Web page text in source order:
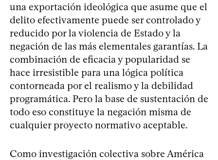
una exportación ideológica que asume que el
delito efectivamente puede ser controlado y
reducido por la violencia de Estado y la
negación de las más elementales garantías. La
combinación de eficacia y popularidad se
hace irresistible para una lógica política
contorneada por el realismo y la debilidad
programática. Pero la base de sustentación de
todo eso constituye la negación misma de
cualquier proyecto normativo aceptable.
Como investigación colectiva sobre América